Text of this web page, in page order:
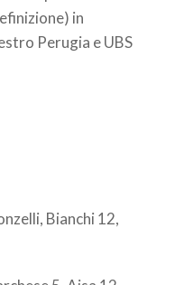
in
Perugia e UBS
Bianchi 12,